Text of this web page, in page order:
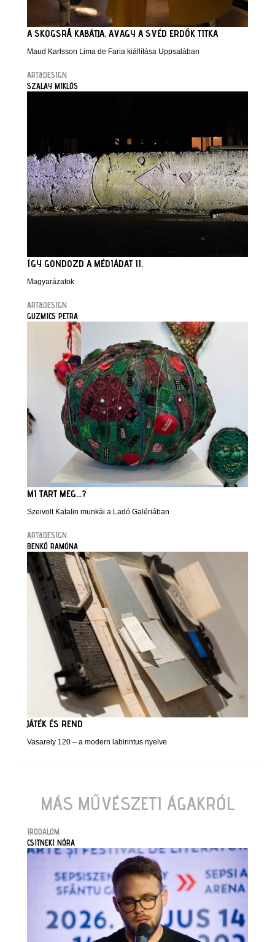
A SKOGSRÅ KABÁTJA, AVAGY A SVÉD ERDŐK TITKA
Maud Karlsson Lima de Faria kiállítása Uppsalában
ART&DESIGN
SZALAY MIKLÓS
ÍGY GONDOZD A MÉDIÁDAT II.
Magyarázatok
ART&DESIGN
GUZMICS PETRA
MI TART MEG...?
Szeivolt Katalin munkái a Ladó Galériában
ART&DESIGN
BENKŐ RAMÓNA
JÁTÉK ÉS REND
Vasarely 120 – a modern labirintus nyelve
MÁS MŰVÉSZETI ÁGAKRÓL
IRODALOM
CSITNEKI NÓRA